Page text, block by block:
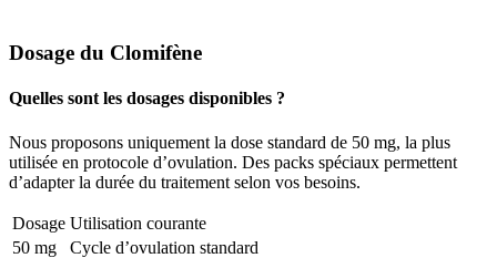
Dosage du Clomifène
Quelles sont les dosages disponibles ?
Nous proposons uniquement la dose standard de 50 mg, la plus
utilisée en protocole d’ovulation. Des packs spéciaux permettent
d’adapter la durée du traitement selon vos besoins.
Dosage Utilisation courante
50 mg
Cycle d’ovulation standard